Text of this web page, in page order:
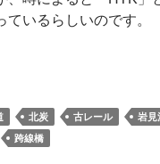
いるらしいのです。
北炭 古レール 岩見
跨線橋